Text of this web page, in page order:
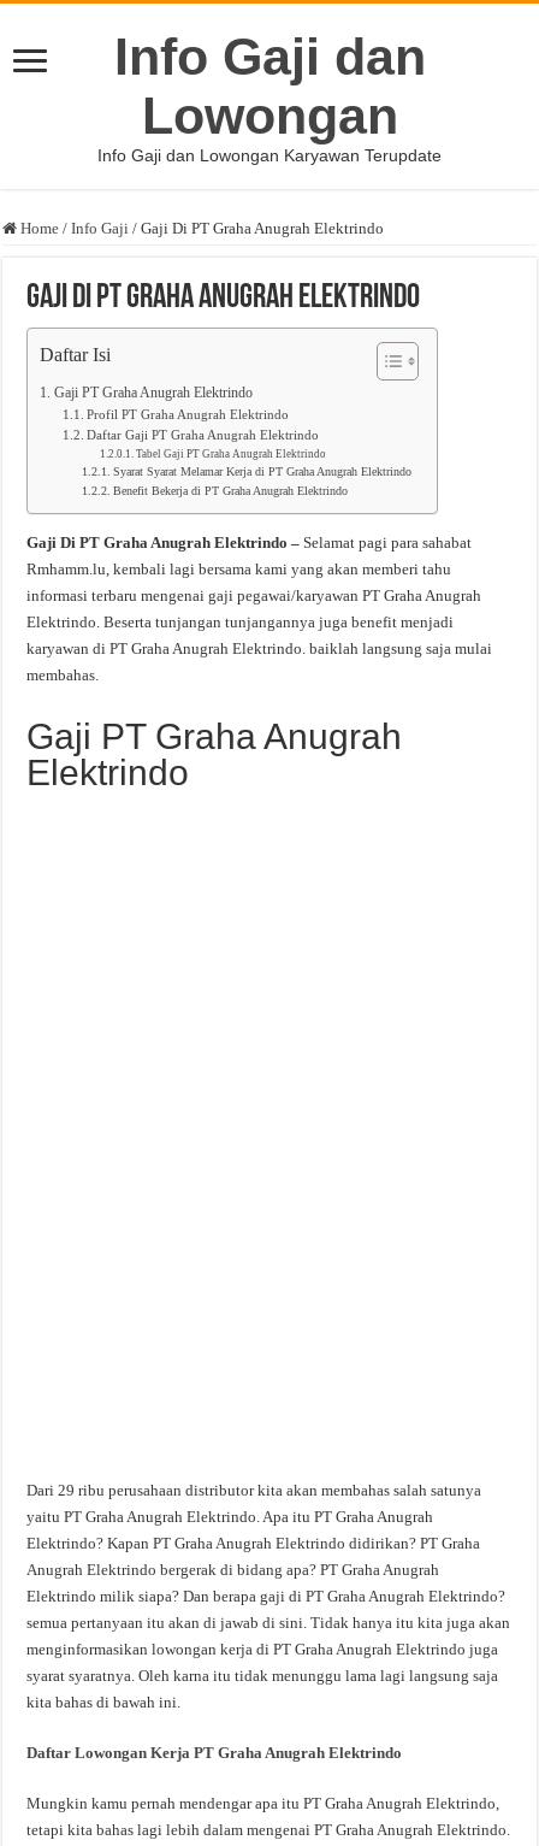
Info Gaji dan
Lowongan
Info Gaji dan Lowongan Karyawan Terupdate
Home / Info Gaji / Gaji Di PT Graha Anugrah Elektrindo
Gaji Di PT Graha Anugrah Elektrindo
Daftar Isi
Gaji PT Graha Anugrah Elektrindo
Profil PT Graha Anugrah Elektrindo
Daftar Gaji PT Graha Anugrah Elektrindo
Tabel Gaji PT Graha Anugrah Elektrindo
Syarat Syarat Melamar Kerja di PT Graha Anugrah Elektrindo
Benefit Bekerja di PT Graha Anugrah Elektrindo
Gaji Di PT Graha Anugrah Elektrindo –Selamat pagi para sahabat
Rmhamm.lu, kembali lagi bersama kami yang akan memberi tahu
informasi terbaru mengenai gaji pegawai/karyawan PT Graha Anugrah
Elektrindo. Beserta tunjangan tunjangannya juga benefit menjadi
karyawan di PT Graha Anugrah Elektrindo. baiklah langsung saja mulai
membahas.
Gaji PT Graha Anugrah
Elektrindo
Dari 29 ribu perusahaan distributor kita akan membahas salah satunya
yaitu PT Graha Anugrah Elektrindo. Apa itu PT Graha Anugrah
Elektrindo? Kapan PT Graha Anugrah Elektrindo didirikan? PT Graha
Anugrah Elektrindo bergerak di bidang apa? PT Graha Anugrah
Elektrindo milik siapa? Dan berapa gaji di PT Graha Anugrah Elektrindo?
semua pertanyaan itu akan di jawab di sini. Tidak hanya itu kita juga akan
menginformasikan lowongan kerja di PT Graha Anugrah Elektrindo juga
syarat syaratnya. Oleh karna itu tidak menunggu lama lagi langsung saja
kita bahas di bawah ini.
Daftar Lowongan Kerja PT Graha Anugrah Elektrindo
Mungkin kamu pernah mendengar apa itu PT Graha Anugrah Elektrindo,
tetapi kita bahas lagi lebih dalam mengenai PT Graha Anugrah Elektrindo.